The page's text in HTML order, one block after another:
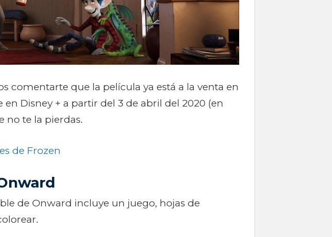
comentarte que la película ya está a la venta en
Disney + a partir del 3 de abril del 2020 (en
no te la pierdas.
de Frozen
de Onward incluye un juego, hojas de